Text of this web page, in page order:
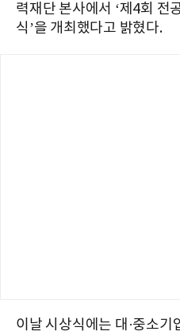
력재단 본사에서 ‘제4회 전
식’을 개최했다고 밝혔다.
이날 시상식에는 대·중소기